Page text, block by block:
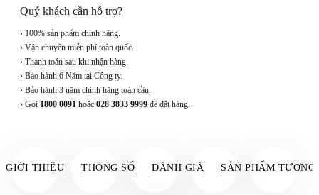
Quý khách cần hỗ trợ?
› 100% sản phẩm chính hãng.
› Vận chuyển miễn phí toàn quốc.
› Thanh toán sau khi nhận hàng.
› Bảo hành 6 Năm tại Công ty.
› Bảo hành 3 năm chính hãng toàn cầu.
› Gọi 1800 0091 hoặc 028 3833 9999 để đặt hàng.
GIỚI THIỆU THÔNG SỐ ĐÁNH GIÁ SẢN PHẨM TƯƠNG